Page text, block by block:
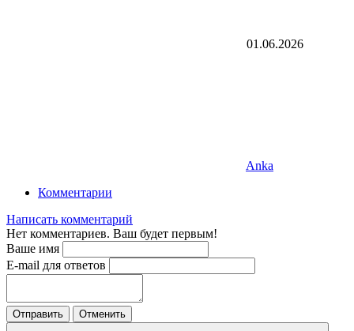
01.06.2026
Anka
Комментарии
Написать комментарий
Нет комментариев. Ваш будет первым!
Ваше имя
E-mail для ответов
Отправить Отменить